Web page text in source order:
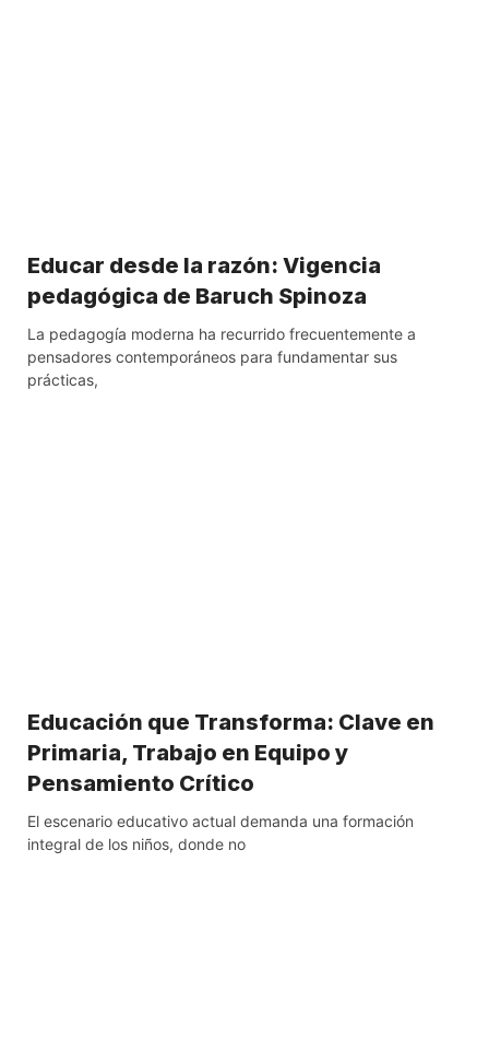
Educar desde la razón: Vigencia
pedagógica de Baruch Spinoza
La pedagogía moderna ha recurrido frecuentemente a
pensadores contemporáneos para fundamentar sus
prácticas,
Educación que Transforma: Clave en
Primaria, Trabajo en Equipo y
Pensamiento Crítico
El escenario educativo actual demanda una formación
integral de los niños, donde no